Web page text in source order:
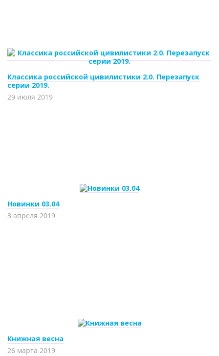
Классика российской цивилистики 2.0. Перезапуск
серии 2019.
29 июля 2019
Новинки 03.04
3 апреля 2019
Книжная весна
26 марта 2019